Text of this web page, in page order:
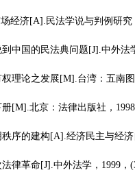
经济[A].民法学说与判例研
中国的民法典问题[J].中外法
理论之发展[M].台湾：五南
[M].北京：法律出版社，
序的建构[A].经济民主与经
律革命[J].中外法学，1999，